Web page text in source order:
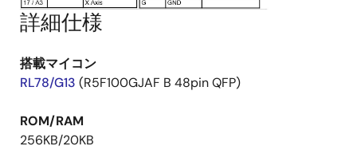
詳細仕様
搭載マイコン
RL78/G13 (R5F100GJAF B 48pin QFP)
ROM/RAM
256KB/20KB